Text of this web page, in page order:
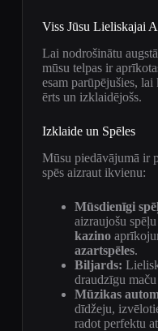
Viss Jūsu Lieliskajai
Lai nodrošinātu
mūsu telpas ir
esam parūpējušies,
ērts un izklaidējošs.
Izklaide un Spēles
Mūsu piedāvājumā ir
spēs aizraut ikvienu:
Mūsdienīgi
aizraujošu
kazino
azartspēles.
Biljards:
draudzīgu maču
Mūzikas
dīdžeju,
radot perfektu